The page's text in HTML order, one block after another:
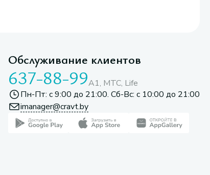
Обслуживание клиентов
637-88-99A1, МТС, Life
Пн-Пт: с 9:00 до 21:00. Сб-Вс: с 10:00 до 21:00
imanager@cravt.by